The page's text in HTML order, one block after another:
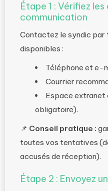
Étape 1 : Vérifiez
communication
Contactez le syndic par
disponibles :
Téléphone et e-
Courrier
Espace
obligatoire).
📌 Conseil pratique :
toutes vos tentatives
accusés de réception).
Étape 2 : Envoyez